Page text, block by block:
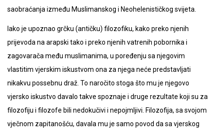
saobraćanja između Muslimanskog i Neohelenističkog svijeta.
Iako je upoznao grčku (antičku) filozofiku, kako preko njenih
prijevoda na arapski tako i preko njenih vatrenih pobornika i
zagovarača među muslimanima, u poređenju sa njegovim
vlastitim vjerskim iskustvom ona za njega neće predstavljati
nikakvu possebnu draž. To naročito stoga što mu je njegovo
vjersko iskustvo davalo takve spoznaje i druge rezultate koji su za
filozofiju i filozofe bili nedokučivi i nepojmljivi. Filozofija, sa svojom
vječnom zapitanošću, davala mu je samo povod da sa vjerskog